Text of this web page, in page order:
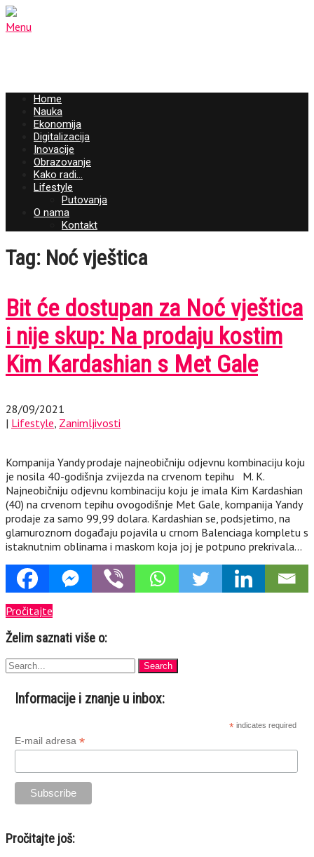
Menu
Home
Nauka
Ekonomija
Digitalizacija
Inovacije
Obrazovanje
Kako radi…
Lifestyle
Putovanja
O nama
Kontakt
Tag: Noć vještica
Bit će dostupan za Noć vještica
i nije skup: Na prodaju kostim
Kim Kardashian s Met Gale
28/09/2021
| Lifestyle, Zanimljivosti
Kompanija Yandy prodaje najneobičniju odjevnu kombinaciju koju
je nosila 40-godišnja zvijezda na crvenom tepihu M. K.
Najneobičniju odjevnu kombinaciju koju je imala Kim Kardashian
(40) na crvenom tepihu ovogodišnje Met Gale, kompanija Yandy
prodaje za samo 99,99 dolara. Kardashian se, podsjetimo, na
glamuroznom događaju pojavila u crnom Balenciaga kompletu s
istaknutnim oblinama i maskom koja joj je potpuno prekrivala…
Pročitajte
Želim saznati više o:
Informacije i znanje u inbox:
* indicates required
E-mail adresa *
Pročitajte još: